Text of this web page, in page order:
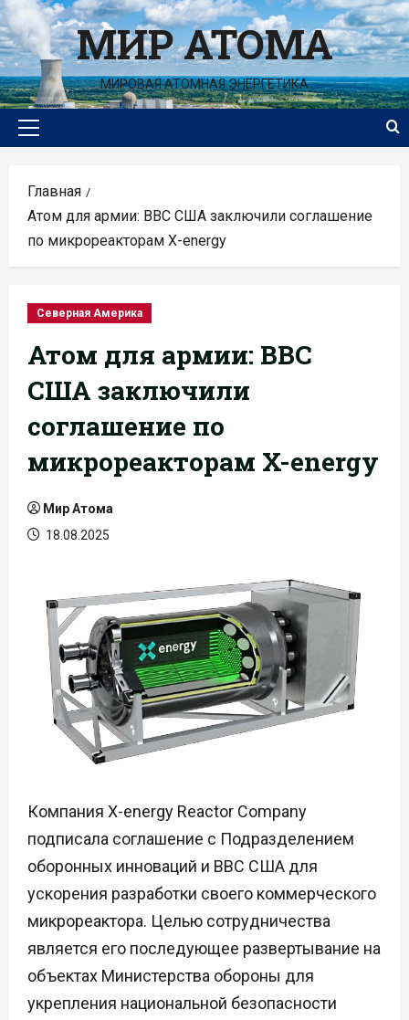
Перейти
к
содержимомуМИР АТОМА
МИРОВАЯ АТОМНАЯ ЭНЕРГЕТИКА
Основное
Главная
Атом для армии: ВВС США заключили соглашение
по микрореакторам X-energy
Северная Америка
Атом для армии: ВВС
США заключили
соглашение по
микрореакторам X-energy
Мир Атома
18.08.2025
Компания X-energy Reactor Company
подписала соглашение с Подразделением
оборонных инноваций и ВВС США для
ускорения разработки своего коммерческого
микрореактора. Целью сотрудничества
является его последующее развертывание на
объектах Министерства обороны для
укрепления национальной безопасности